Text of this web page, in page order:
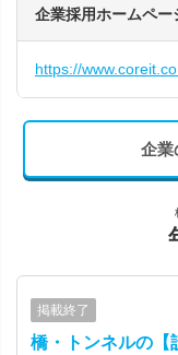
企業採用ホームペー
https://
企業
掲載終了
橋・トンネルの